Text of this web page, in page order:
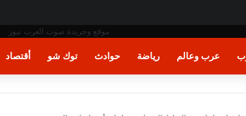
والاستقرار
عرب وعالم رياضة حوادث توك شو أقتصاد